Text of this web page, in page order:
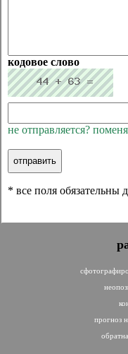
кодовое слово
не отправляется?
* все поля обязательны
прогноз